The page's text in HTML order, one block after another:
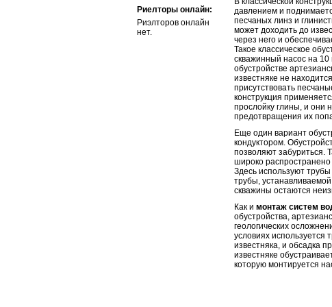
Риелторы онлайн:
Риэлторов онлайн
нет.
давлением и
песчаных линз и
может доходить до
через него и
Такое классическое
скважинный насос на 10
обустройстве
известняке не
присутствовать
конструкция
прослойку глины, и они
предотвращения их
Еще один вариант
кондуктором.
позволяют забуриться.
широко
Здесь используют
трубы,
скважины остаются
Как и монтаж систем
обустройства,
геологических
условиях используется
известняка, и обсадка
известняке
которую монтируется